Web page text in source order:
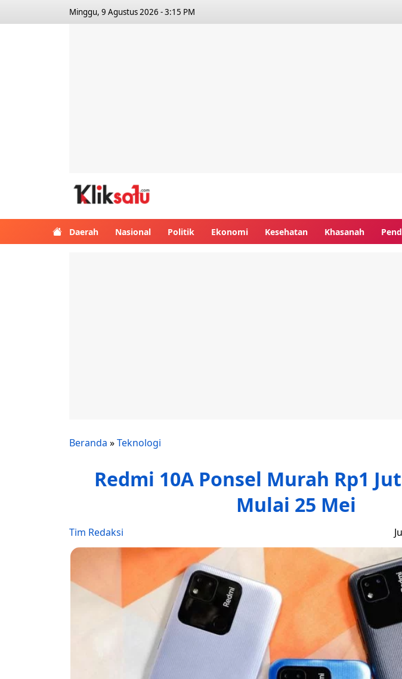
Minggu, 9 Agustus 2026 - 3:15 PM
Daerah Nasional Politik Ekonomi Kesehatan Khasanah
Beranda »Teknologi
Redmi 10A Ponsel Murah Rp1
Mulai 25 Mei
Tim Redaksi